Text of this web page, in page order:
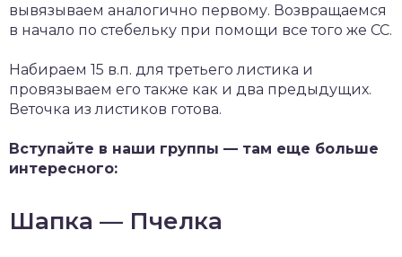
вывязываем аналогично первому. Возвращаемся
в начало по стебельку при помощи все того же СС.
Набираем 15 в.п. для третьего листика и
провязываем его также как и два предыдущих.
Веточка из листиков готова.
Вступайте в наши группы — там еще больше
интересного:
Шапка — Пчелка